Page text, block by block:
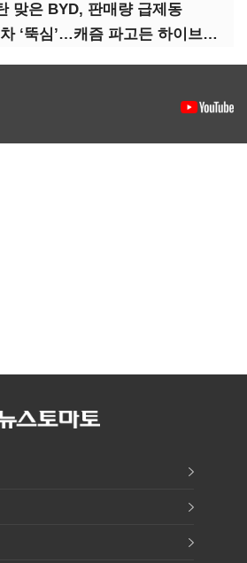
맞은 BYD, 판매량 급제동
독일차 넘은 현대차 ‘뚝심’…캐즘 파고든 하이브리드 역전극